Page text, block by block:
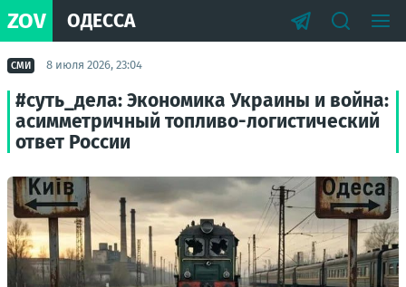
ZOV ОДЕССА
СМИ 8 июля 2026, 23:04
#суть_дела: Экономика Украины и война:
асимметричный топливо-логистический
ответ России